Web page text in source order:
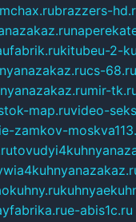
brazzers-
kitubeu-2-
cs-68.ru
mir-
map.ruvideo-
zamkov-
e-abis1c.ru